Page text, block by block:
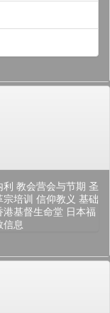
教会营会与节期 圣
宗培训 信仰教义 基础
港基督生命堂 日本福
信息